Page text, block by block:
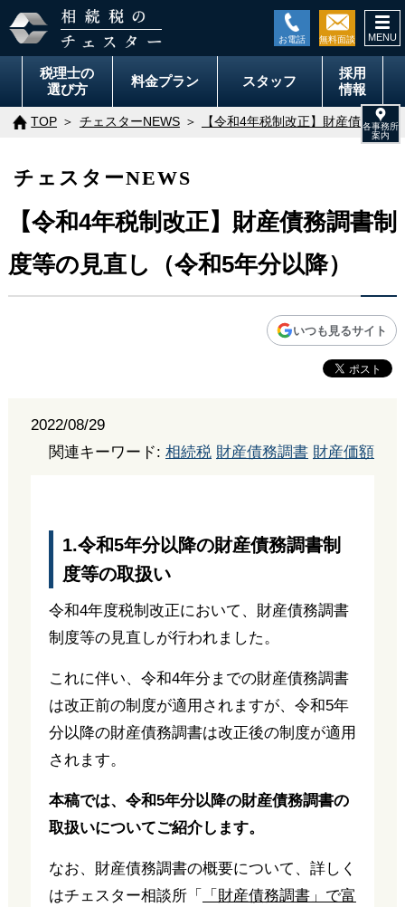
税理士の
選び方
料金プラン スタッフ
採用
情報
TOP チェスターNEWS 【令和4年税制改正】財産債務調
チェスターNEWS
【令和4年税制改正】財産債務調書制
度等の見直し（令和5年分以降）
いつも見るサイト
2022/08/29
関連キーワード:相続税 財産債務調書 財産価額
1.令和5年分以降の財産債務調書制
度等の取扱い
令和4年度税制改正において、財産債務調書
制度等の見直しが行われました。
これに伴い、令和4年分までの財産債務調書
は改正前の制度が適用されますが、令和5年
分以降の財産債務調書は改正後の制度が適用
されます。
本稿では、令和5年分以降の財産債務調書の
取扱いについてご紹介します。
なお、財産債務調書の概要について、詳しく
はチェスター相談所「
「財産債務調書」で富